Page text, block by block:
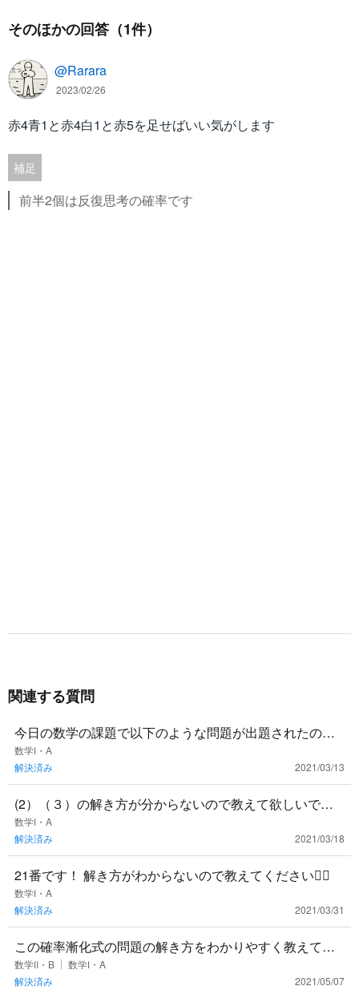
そのほかの回答（1件）
@Rarara
2023/02/26
赤4青1と赤4白1と赤5を足せばいい気がします
補足
前半2個は反復思考の確率です
関連する質問
今日の数学の課題で以下のような問題が出題されたので
すが解き方がわからないので教えていただきたいです。
数学Ⅰ・A
解決済み
2021/03/13
(2）（３）の解き方が分からないので教えて欲しいで
す。 価格が重複する場合がはどうすれば良いのでしょう
か
数学Ⅰ・A
解決済み
2021/03/18
21番です！ 解き方がわからないので教えてください🙇‍♂️
数学Ⅰ・A
解決済み
2021/03/31
この確率漸化式の問題の解き方をわかりやすく教えてく
ださい！（１）ができれば（２）もできるのですが、
（２）にいつもたどり着けません......
数学Ⅱ・B
数学Ⅰ・A
解決済み
2021/05/07